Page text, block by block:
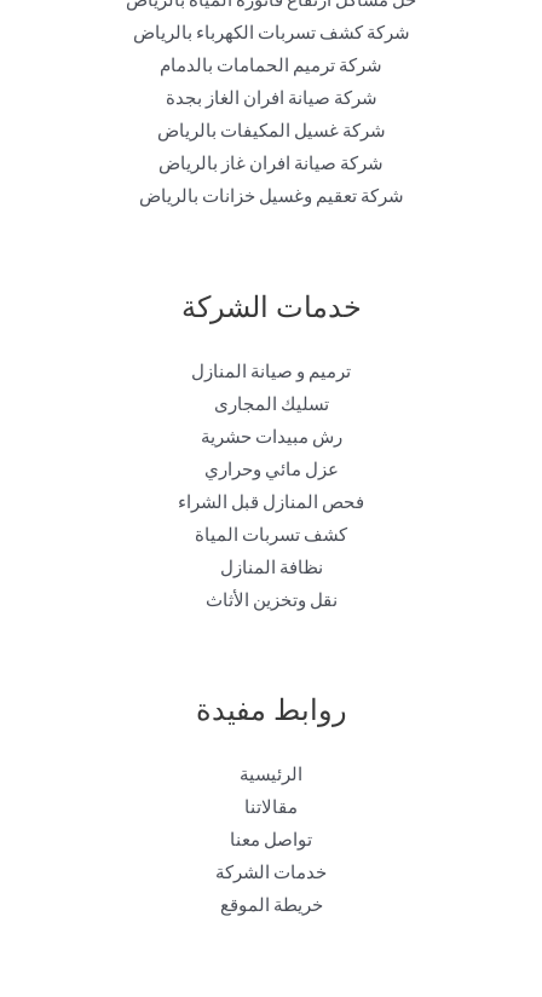
شركة كشف تسربات الكهرباء بالرياض
شركة ترميم الحمامات بالدمام
شركة صيانة افران الغاز بجدة
شركة غسيل المكيفات بالرياض
شركة صيانة افران غاز بالرياض
شركة تعقيم وغسيل خزانات بالرياض
خدمات الشركة
ترميم و صيانة المنازل
تسليك المجارى
رش مبيدات حشرية
عزل مائي وحراري
فحص المنازل قبل الشراء
كشف تسربات المياة
نظافة المنازل
نقل وتخزين الأثاث
روابط مفيدة
الرئيسية
مقالاتنا
تواصل معنا
خدمات الشركة
خريطة الموقع